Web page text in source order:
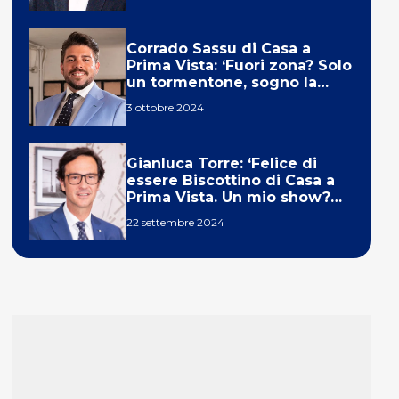
Corrado Sassu di Casa a
Prima Vista: ‘Fuori zona? Solo
un tormentone, sogno la
3 ottobre 2024
Gianluca Torre: ‘Felice di
essere Biscottino di Casa a
Prima Vista. Un mio show?
22 settembre 2024